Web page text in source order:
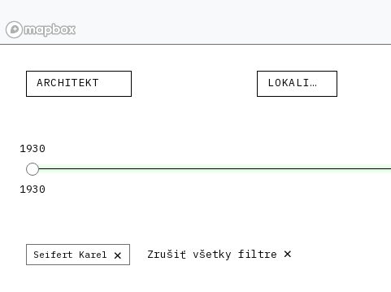
ARCHITEKT LOKALITA
1930
1930
Seifert Karel × Zrušiť všetky filtre ×